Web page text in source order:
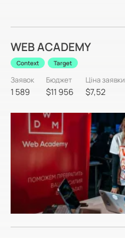
WEB ACADEMY
Context Target
Заявок
1 589
Бюджет
$11 956
Ціна заявки
$7,52